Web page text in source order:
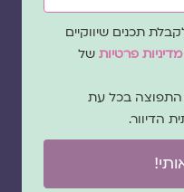
תכנים שיווקיים
פרטיותשל
בכל עת